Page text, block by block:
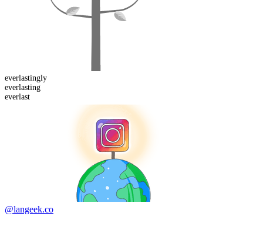
everlastingly
everlasting
everlast
@langeek.co